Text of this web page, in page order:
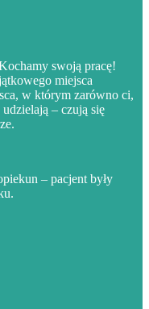
swoją pracę!
miejsca
w którym zarówno ci,
– czują się
– pacjent były